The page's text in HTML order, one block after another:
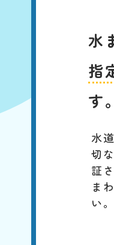
水
指
す。
水
切
証
ま
い。